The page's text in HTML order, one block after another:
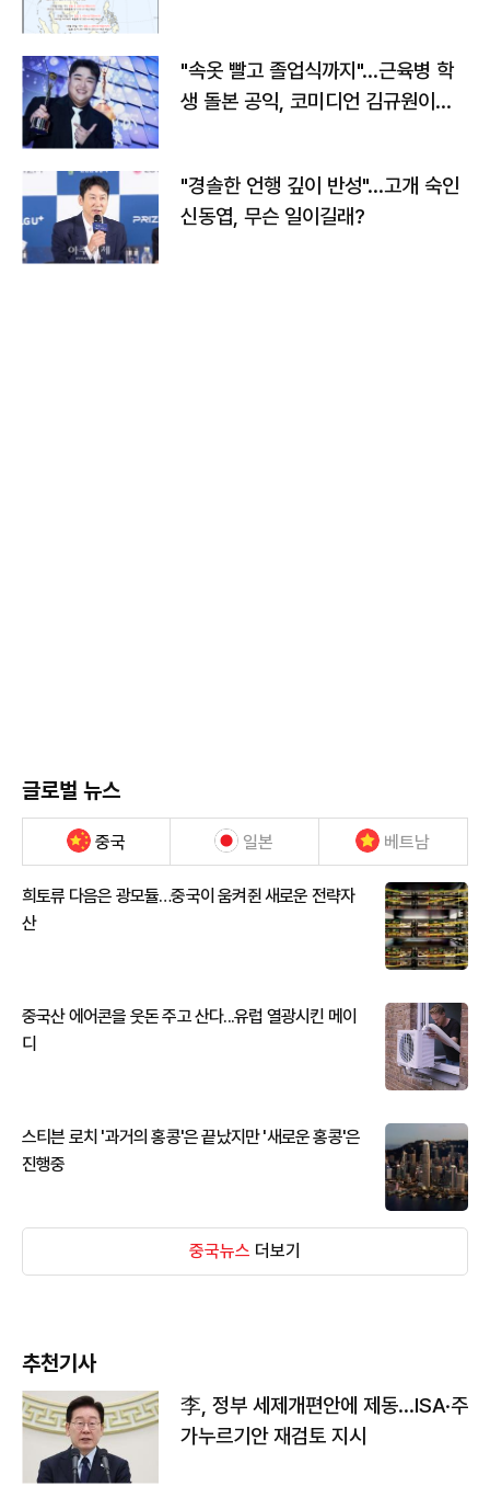
"속옷 빨고 졸업식까지"…근육병 학
생 돌본 공익, 코미디언 김규원이었
"경솔한 언행 깊이 반성"…고개 숙인
신동엽, 무슨 일이길래?
글로벌 뉴스
중국 일본 베트남
희토류 다음은 광모듈…중국이 움켜쥔 새로운 전략자
산
중국산 에어콘을 웃돈 주고 산다...유럽 열광시킨 메이
디
스티븐 로치 '과거의 홍콩'은 끝났지만 '새로운 홍콩'은
진행중
중국뉴스 더보기
추천기사
李, 정부 세제개편안에 제동…ISA·주
가누르기안 재검토 지시